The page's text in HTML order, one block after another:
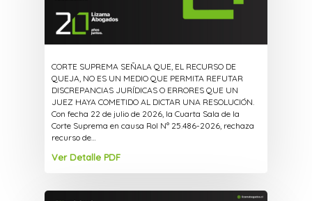
CORTE SUPREMA SEÑALA QUE, EL RECURSO DE
QUEJA, NO ES UN MEDIO QUE PERMITA REFUTAR
DISCREPANCIAS JURÍDICAS O ERRORES QUE UN
JUEZ HAYA COMETIDO AL DICTAR UNA RESOLUCIÓN.
Con fecha 22 de julio de 2026, la Cuarta Sala de la
Corte Suprema en causa Rol N° 25.486-2026, rechaza
recurso de…
Ver Detalle PDF